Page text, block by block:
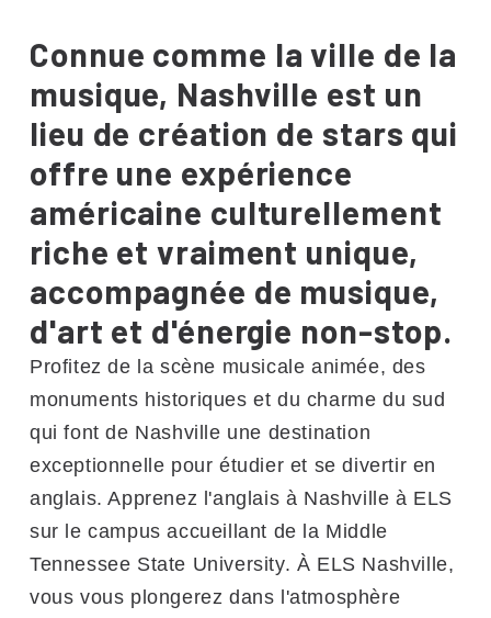
Connue comme la ville de la
musique, Nashville est un
lieu de création de stars qui
offre une expérience
américaine culturellement
riche et vraiment unique,
accompagnée de musique,
d'art et d'énergie non-stop.
Profitez de la scène musicale animée, des
monuments historiques et du charme du sud
qui font de Nashville une destination
exceptionnelle pour étudier et se divertir en
anglais. Apprenez l'anglais à Nashville à ELS
sur le campus accueillant de la Middle
Tennessee State University. À ELS Nashville,
vous vous plongerez dans l'atmosphère